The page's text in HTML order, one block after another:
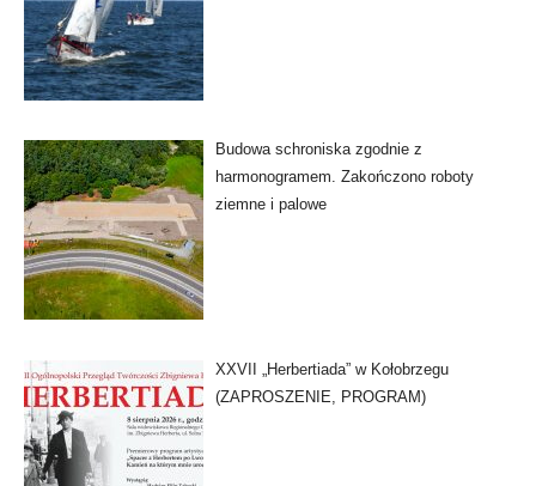
Budowa schroniska zgodnie z
harmonogramem. Zakończono roboty
ziemne i palowe
XXVII „Herbertiada” w Kołobrzegu
(ZAPROSZENIE, PROGRAM)